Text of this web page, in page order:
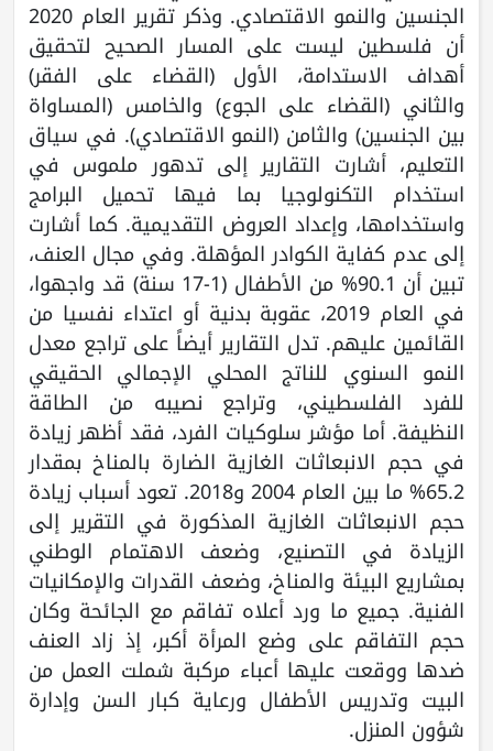
الجنسين والنمو الاقتصادي. وذكر تقرير العام 2020
أن فلسطين ليست على المسار الصحيح لتحقيق
أهداف الاستدامة، الأول (القضاء على الفقر)
والثاني (القضاء على الجوع) والخامس (المساواة
بين الجنسين) والثامن (النمو الاقتصادي). في سياق
التعليم، أشارت التقارير إلى تدهور ملموس في
استخدام التكنولوجيا بما فيها تحميل البرامج
واستخدامها، وإعداد العروض التقديمية. كما أشارت
إلى عدم كفاية الكوادر المؤهلة. وفي مجال العنف،
تبين أن 90.1% من الأطفال (1-17 سنة) قد واجهوا،
في العام 2019، عقوبة بدنية أو اعتداء نفسيا من
القائمين عليهم. تدل التقارير أيضاً على تراجع معدل
النمو السنوي للناتج المحلي الإجمالي الحقيقي
للفرد الفلسطيني، وتراجع نصيبه من الطاقة
النظيفة. أما مؤشر سلوكيات الفرد، فقد أظهر زيادة
في حجم الانبعاثات الغازية الضارة بالمناخ بمقدار
65.2% ما بين العام 2004 و2018. تعود أسباب زيادة
حجم الانبعاثات الغازية المذكورة في التقرير إلى
الزيادة في التصنيع، وضعف الاهتمام الوطني
بمشاريع البيئة والمناخ، وضعف القدرات والإمكانيات
الفنية. جميع ما ورد أعلاه تفاقم مع الجائحة وكان
حجم التفاقم على وضع المرأة أكبر، إذ زاد العنف
ضدها ووقعت عليها أعباء مركبة شملت العمل من
البيت وتدريس الأطفال ورعاية كبار السن وإدارة
شؤون المنزل.